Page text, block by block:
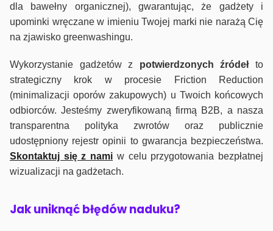
dla bawełny organicznej), gwarantując, że gadżety i
upominki wręczane w imieniu Twojej marki nie narażą Cię
na zjawisko greenwashingu.
Wykorzystanie gadżetów z potwierdzonych źródełto
strategiczny krok w procesie Friction Reduction
(minimalizacji oporów zakupowych) u Twoich końcowych
odbiorców. Jesteśmy zweryfikowaną firmą B2B, a nasza
transparentna polityka zwrotów oraz publicznie
udostępniony rejestr opinii to gwarancja bezpieczeństwa.
Skontaktuj się z nami w celu przygotowania bezpłatnej
wizualizacji na gadżetach.
Jak uniknąć błędów naduku?